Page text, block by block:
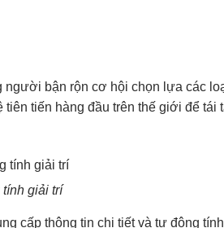
người bận rộn cơ hội chọn lựa các
tiến hàng đầu trên thế giới để tái
giải trí
cấp thông tin chi tiết và tự động